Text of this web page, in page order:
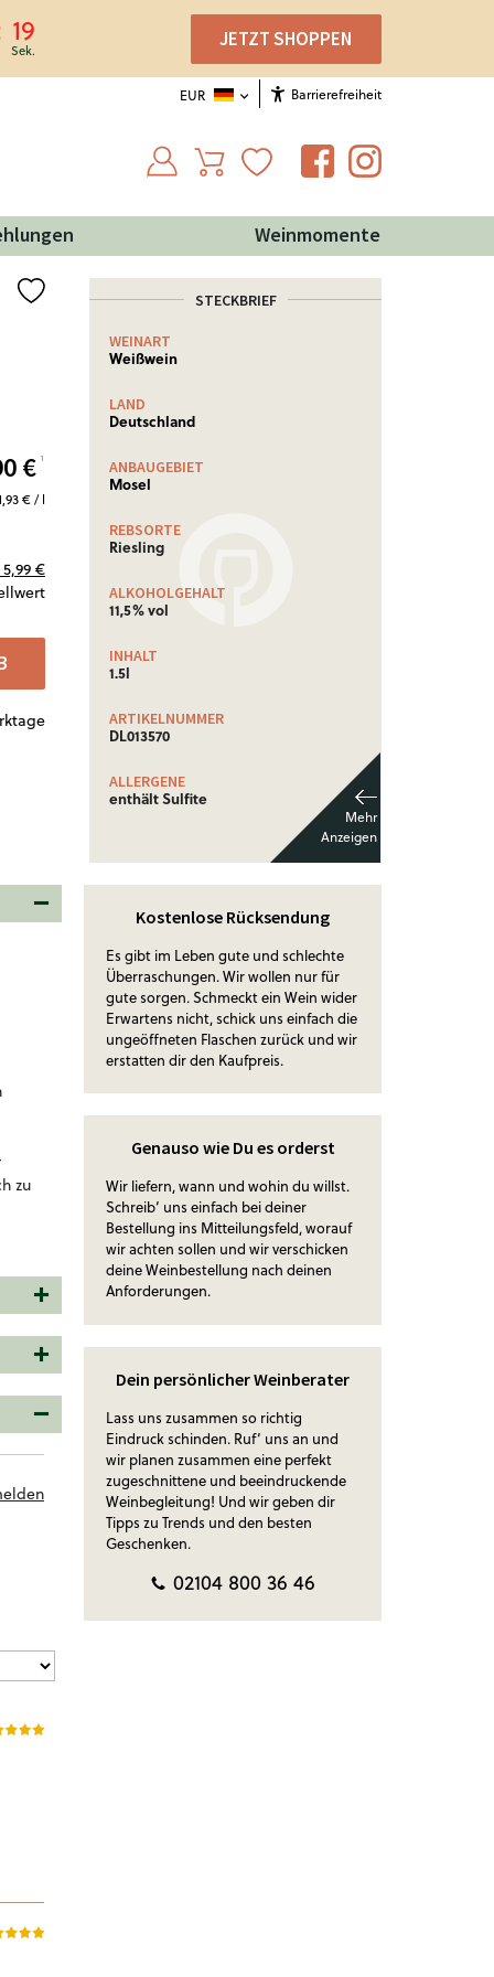
18 JETZT SHOPPEN
Barrierefreiheit
EUR
Weinmomente
€¹
€ / l
5,99 €
STECKBRIEF
WEINART
Weißwein
LAND
Deutschland
ANBAUGEBIET
Mosel
REBSORTE
Riesling
ALKOHOLGEHALT
11,5% vol
INHALT
1.5l
ARTIKELNUMMER
DL013570
ALLERGENE
enthält Sulfite
zu
Kostenlose Rücksendung
Es gibt im Leben gute und schlechte
Überraschungen. Wir wollen nur für
gute sorgen. Schmeckt ein Wein wider
Erwartens nicht, schick uns einfach die
ungeöffneten Flaschen zurück und wir
erstatten dir den Kaufpreis.
Genauso wie Du es orderst
Wir liefern, wann und wohin du willst.
Schreib‘ uns einfach bei deiner
Bestellung ins Mitteilungsfeld, worauf
wir achten sollen und wir verschicken
deine Weinbestellung nach deinen
Anforderungen.
Dein persönlicher Weinberater
Lass uns zusammen so richtig
Eindruck schinden. Ruf‘ uns an und
wir planen zusammen eine perfekt
zugeschnittene und beeindruckende
Weinbegleitung! Und wir geben dir
Tipps zu Trends und den besten
Geschenken.
02104 800 36 46